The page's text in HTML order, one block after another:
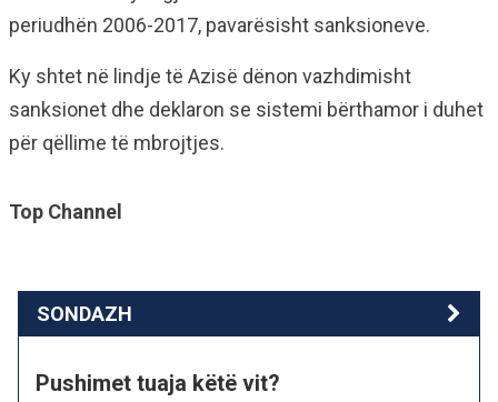
periudhën 2006-2017, pavarësisht sanksioneve.
Ky shtet në lindje të Azisë dënon vazhdimisht
sanksionet dhe deklaron se sistemi bërthamor i duhet
për qëllime të mbrojtjes.
Top Channel
SONDAZH
Pushimet tuaja këtë vit?